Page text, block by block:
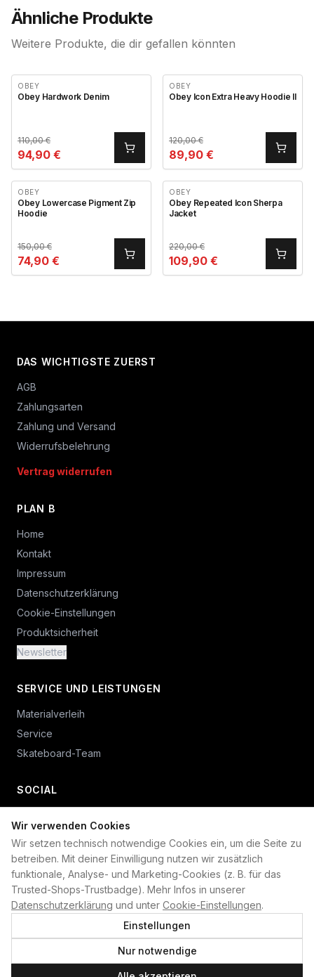
Wir verwenden Cookies
Wir setzen technisch notwendige Cookies ein, um die Seite zu
betreiben. Mit deiner Einwilligung nutzen wir zusätzlich
funktionale, Analyse- und Marketing-Cookies (z. B. für das
Trusted-Shops-Trustbadge). Mehr Infos in unserer
Datenschutzerklärung und unter Cookie-Einstellungen.
Einstellungen
Nur notwendige
Ähnliche Produkte
Weitere Produkte, die dir gefallen könnten
OBEY
Obey Hardwork Denim
110,00€
94,90 €
OBEY
Obey Icon Extra Heavy Hoodie II
120,00€
89,90 €
OBEY
Obey Lowercase Pigment Zip
Hoodie
150,00€
74,90 €
OBEY
Obey Repeated Icon Sherpa
Jacket
220,00€
109,90 €
DAS WICHTIGSTE ZUERST
AGB
Zahlungsarten
Zahlung und Versand
Widerrufsbelehrung
Vertrag widerrufen
PLAN B
Home
Kontakt
Impressum
Datenschutzerklärung
Cookie-Einstellungen
Produktsicherheit
Newsletter
SERVICE UND LEISTUNGEN
Materialverleih
Service
Skateboard-Team
SOCIAL
+49 234 687 00 38
shop@plan-b-funsport.de
Sichere Zahlung mit: